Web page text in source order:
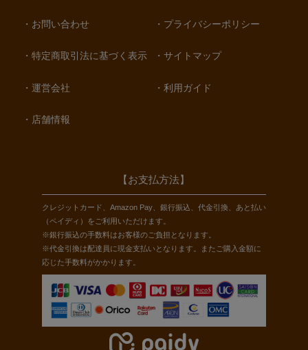
お問い合わせ
特定商取引法に基づく表示
運営会社
店舗情報
プライバシーポリシー
サイトマップ
利用ガイド
【お支払方法】
クレジットカード、Amazon Pay、銀行振込、代金引換、あと払い
（ペイディ）をご利用いただけます。
※銀行振込の手数料はお客様のご負担となります。
※代金引換は配達員に現金支払いとなります。またご購入金額に
応じた手数料がかかります。